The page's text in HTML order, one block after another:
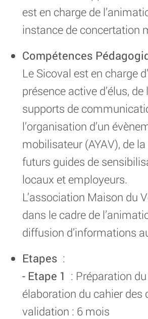
est en charge de
instance de concertation
Compétences
Le Sicoval est en charge
présence active d’élus,
supports de
l’organisation d’un
mobilisateur (AYAV), de
futurs guides de
locaux et employeurs.
L’association Maison du
dans le cadre de
diffusion d’informations
Etapes :
- Etape 1 : Préparation
élaboration du cahier des
validation : 6 mois